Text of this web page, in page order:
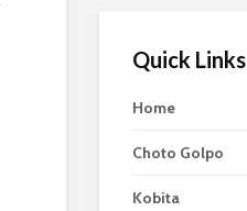
Quick Links
Home
Choto Golpo
Kobita